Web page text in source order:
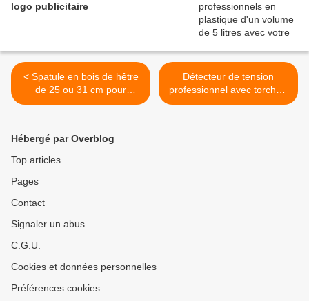
logo publicitaire
< Spatule en bois de hêtre
de 25 ou 31 cm pour
travaux de peinture -
Détecteur de tension
professionnel avec torche -
GO118-20H70100 >
Hébergé par Overblog
Top articles
Pages
Contact
Signaler un abus
C.G.U.
Cookies et données personnelles
Préférences cookies